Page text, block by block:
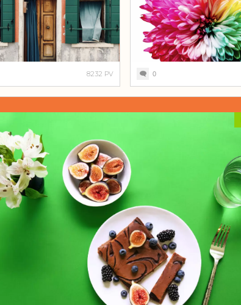
8232 PV 0